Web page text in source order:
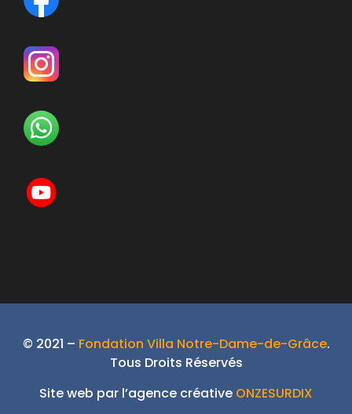
© 2021 – Fondation Villa Notre-Dame-de-Grâce.
Tous Droits Réservés
Site web par l’agence créative ONZESURDIX